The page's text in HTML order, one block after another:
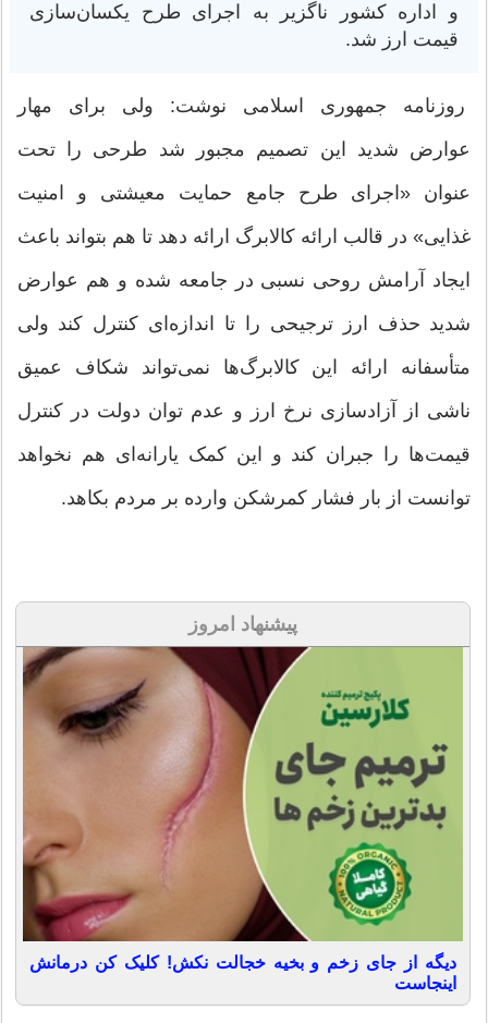
و اداره کشور ناگزیر به اجرای طرح یکسان‌سازی
قیمت ارز شد.
روزنامه جمهوری اسلامی نوشت: ولی برای مهار
عوارض شدید این تصمیم مجبور شد طرحی را تحت
عنوان «اجرای طرح جامع حمایت معیشتی و امنیت
غذایی» در قالب ارائه کالابرگ ارائه دهد تا هم بتواند باعث
ایجاد آرامش روحی نسبی در جامعه شده و هم عوارض
شدید حذف ارز ترجیحی را تا اندازه‌ای کنترل کند ولی
متأسفانه ارائه این کالابرگ‌ها نمی‌تواند شکاف عمیق
ناشی از آزادسازی نرخ ارز و عدم توان دولت در کنترل
قیمت‌ها را جبران کند و این کمک‌ یارانه‌ای هم نخواهد
توانست از بار فشار کمرشکن وارده بر مردم بکاهد.
پیشنهاد امروز
دیگه از جای زخم و بخیه خجالت نکش! کلیک کن درمانش
اینجاست